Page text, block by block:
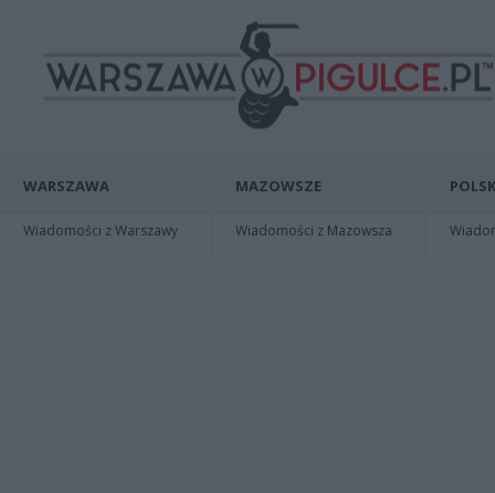
WARSZAWA
Wiadomości z Warszawy
MAZOWSZE
Wiadomości z Mazowsza